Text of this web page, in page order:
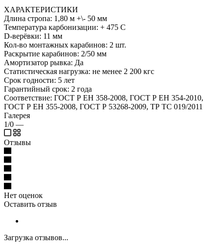
ХАРАКТЕРИСТИКИ
Длина стропа: 1,80 м +\- 50 мм
Температура карбонизации: + 475 С
D-верёвки: 11 мм
Кол-во монтажных карабинов: 2 шт.
Раскрытие карабинов: 2/50 мм
Амортизатор рывка: Да
Статистическая нагрузка: не менее 2 200 кгс
Срок годности: 5 лет
Гарантийный срок: 2 года
Соответствие: ГОСТ Р ЕН 358-2008, ГОСТ Р ЕН 354-2010,
ГОСТ Р ЕН 355-2008, ГОСТ Р 53268-2009, ТР ТС 019/2011
Галерея
1/0 —
Отзывы
Нет оценок
Оставить отзыв
Загрузка отзывов...